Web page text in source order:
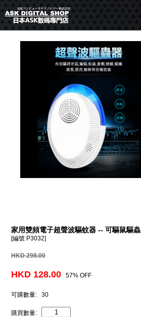
家用雙頻電子超聲波驅蚊器 -- 可驅鼠驅蟲
[編號 P3032]
HKD 298.00
HKD 128.00 57% OFF
可購數量: 30
購買數量: